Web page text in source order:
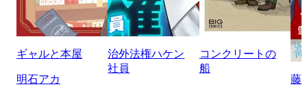
ギャルと本屋
明石アカ
治外法権ハケン
社員
コンクリートの
船
藤